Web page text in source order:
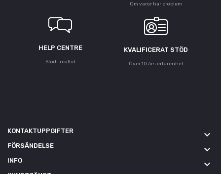
Om varor har problem
HELP CENTRE
Stöd i realtid
KVALIFICERAT STÖD
Över 10 års erfarenhet
KONTAKTUPPGIFTER keyboard_arrow_down
FÖRSÄNDELSE keyboard_arrow_down
INFO keyboard_arrow_down